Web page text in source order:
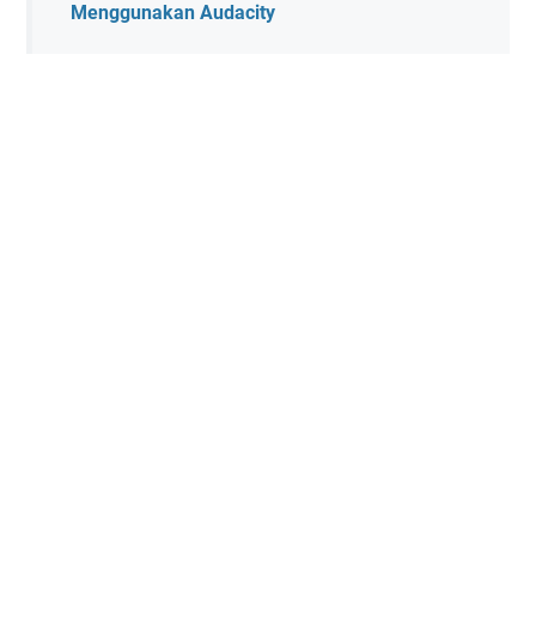
Menggunakan Audacity